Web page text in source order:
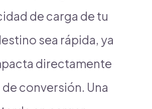
de carga de tu
sea rápida, ya
directamente
de conversión. Una